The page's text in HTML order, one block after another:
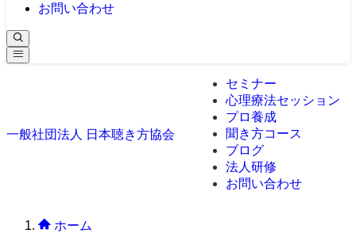
お問い合わせ
一般社団法人 日本聴き方協会
セミナー
心理療法セッション
プロ養成
聞き方コース
ブログ
法人研修
お問い合わせ
ホーム